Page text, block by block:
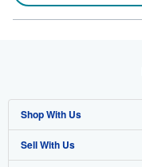
Shop With Us
Advanced Search
Sell With Us